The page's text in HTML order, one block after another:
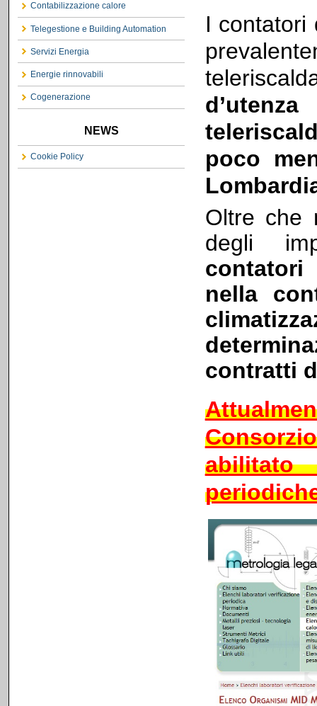
Contabilizzazione calore
Telegestione e Building Automation
Servizi Energia
Energie rinnovabili
Cogenerazione
NEWS
Cookie Policy
I contatori
poco
Oltre che
degli
contatori
nella
contratti